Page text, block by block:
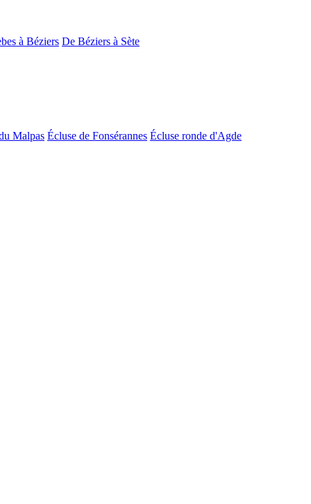
à Béziers De Béziers à Sète
Malpas Écluse de Fonsérannes Écluse ronde d'Agde